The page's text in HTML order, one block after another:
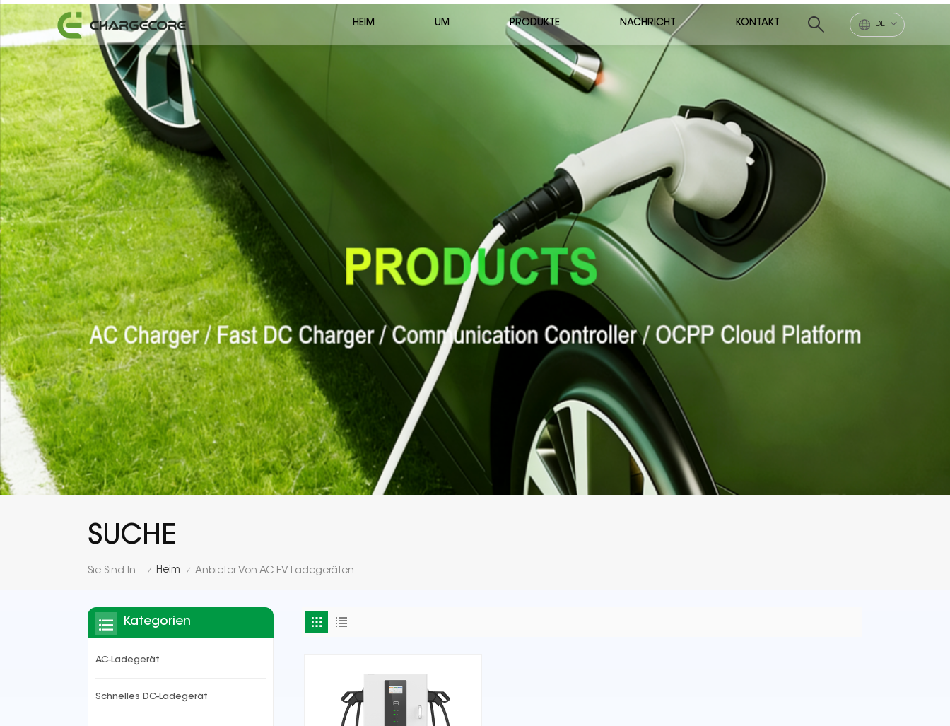
DE
HEIM UM PRODUKTE NACHRICHT KONTAKT
SUCHE
Sie Sind In : / Heim / Anbieter Von AC EV-Ladegeräten
Kategorien
AC-Ladegerät
Schnelles DC-Ladegerät